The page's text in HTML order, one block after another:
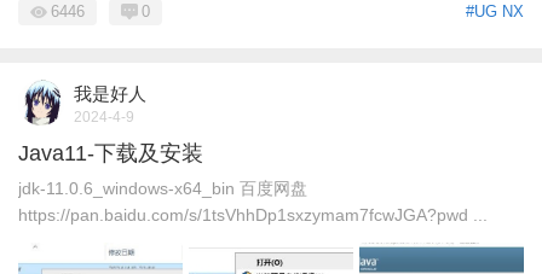
#UG NX
6446 0
我是好人
2024-4-9
Java11-下载及安装
jdk-11.0.6_windows-x64_bin 百度网盘
https://pan.baidu.com/s/1tsVhhDp1sxzymam7fcwJGA?pwd ...